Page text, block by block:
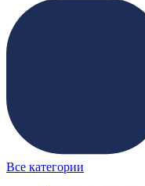
Все категории